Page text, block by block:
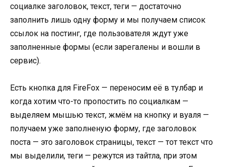
социалке заголовок, текст, теги — достаточно
заполнить лишь одну форму и мы получаем список
ссылок на постинг, где пользователя ждут уже
заполненные формы (если зарегалены и вошли в
сервис).
Есть кнопка для FireFox — переносим её в тулбар и
когда хотим что-то пропостить по социалкам —
выделяем мышью текст, жмём на кнопку и вуаля —
получаем уже заполненую форму, где заголовок
поста — это заголовок страницы, текст — тот текст что
мы выделили, теги — режутся из тайтла, при этом